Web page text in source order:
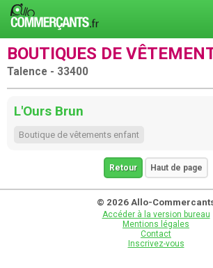
BOUTIQUES DE
Talence - 33400
L'Ours Brun
Boutique de vêtements enfant
Retour Haut de page
© 2026 Allo-
Accéder à la version bureau
Mentions légales
Contact
Inscrivez-vous